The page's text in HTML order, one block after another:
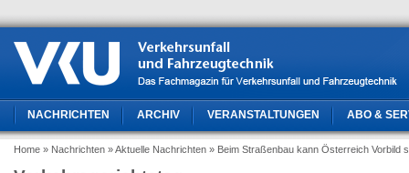
NACHRICHTEN ARCHIV VERANSTALTUNGEN ABO &
Home » Nachrichten » Aktuelle Nachrichten » Beim Straßenbau kann Österreich Vorbild